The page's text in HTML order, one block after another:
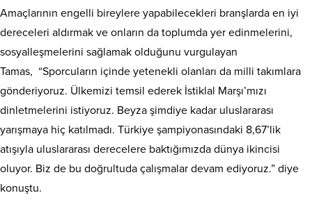
Amaçlarının engelli bireylere yapabilecekleri branşlarda en iyi
dereceleri aldırmak ve onların da toplumda yer edinmelerini,
sosyalleşmelerini sağlamak olduğunu vurgulayan
Tamas, “Sporcuların içinde yetenekli olanları da milli takımlara
gönderiyoruz. Ülkemizi temsil ederek İstiklal Marşı’mızı
dinletmelerini istiyoruz. Beyza şimdiye kadar uluslararası
yarışmaya hiç katılmadı. Türkiye şampiyonasındaki 8,67’lik
atışıyla uluslararası derecelere baktığımızda dünya ikincisi
oluyor. Biz de bu doğrultuda çalışmalar devam ediyoruz.” diye
konuştu.